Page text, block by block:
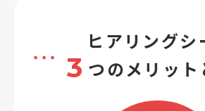
ヒアリングシ
3 つのメリット